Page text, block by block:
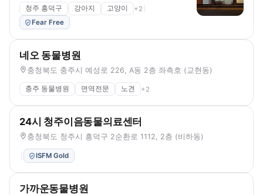
청주 흥덕구 강아지 고양이 +2
Fear Free
네오 동물병원
충청북도 충주시 예성로 226, A동 2층 좌측호 (교현동)
충주 동물병원 면역전문 노견 +2
24시 청주이음동물의료센터
충청북도 청주시 흥덕구 2순환로 1112, 2층 (비하동)
ISFM Gold
가까운동물병원